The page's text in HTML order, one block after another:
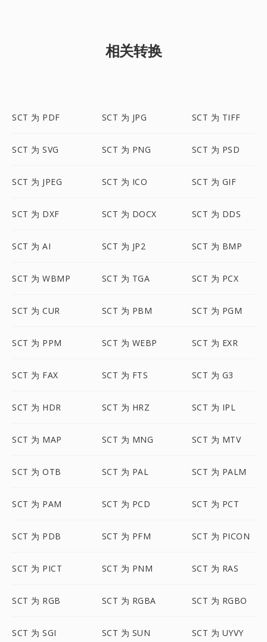
相关转换
SCT 为 PDF SCT 为 JPG SCT 为 TIFF
SCT 为 SVG SCT 为 PNG SCT 为 PSD
SCT 为 JPEG SCT 为 ICO SCT 为 GIF
SCT 为 DXF SCT 为 DOCX SCT 为 DDS
SCT 为 AI SCT 为 JP2 SCT 为 BMP
SCT 为 WBMP SCT 为 TGA SCT 为 PCX
SCT 为 CUR SCT 为 PBM SCT 为 PGM
SCT 为 PPM SCT 为 WEBP SCT 为 EXR
SCT 为 FAX SCT 为 FTS SCT 为 G3
SCT 为 HDR SCT 为 HRZ SCT 为 IPL
SCT 为 MAP SCT 为 MNG SCT 为 MTV
SCT 为 OTB SCT 为 PAL SCT 为 PALM
SCT 为 PAM SCT 为 PCD SCT 为 PCT
SCT 为 PDB SCT 为 PFM SCT 为 PICON
SCT 为 PICT SCT 为 PNM SCT 为 RAS
SCT 为 RGB SCT 为 RGBA SCT 为 RGBO
SCT 为 SGI SCT 为 SUN SCT 为 UYVY